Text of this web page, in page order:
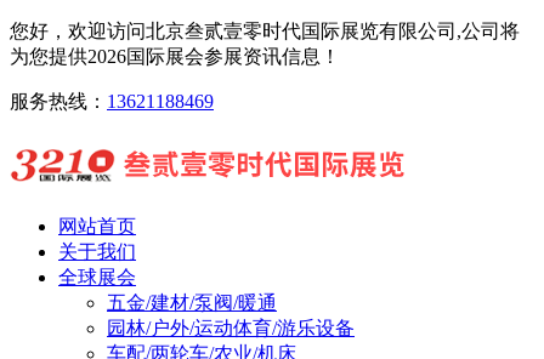
您好，欢迎访问北京叁贰壹零时代国际展览有限公司,公司将
为您提供2026国际展会参展资讯信息！
服务热线： 13621188469
网站首页
关于我们
全球展会
五金/建材/泵阀/暖通
园林/户外/运动体育/游乐设备
车配/两轮车/农业/机床